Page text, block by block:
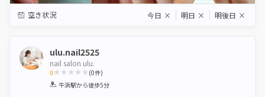
空き状況 今日 × 明日 × 明後日 ×
ulu.nail2525
nail salon ulu.
0
1 2 3 4 5
(0件)
牛浜駅から徒歩5分